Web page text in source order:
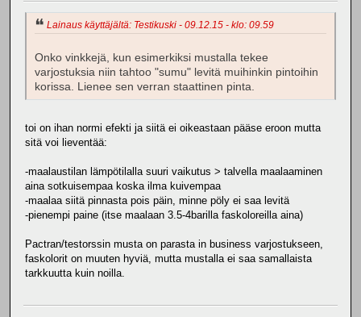
Lainaus käyttäjältä: Testikuski - 09.12.15 - klo: 09.59
Onko vinkkejä, kun esimerkiksi mustalla tekee
varjostuksia niin tahtoo "sumu" levitä muihinkin pintoihin
korissa. Lienee sen verran staattinen pinta.
toi on ihan normi efekti ja siitä ei oikeastaan pääse eroon mutta
sitä voi lieventää:
-maalaustilan lämpötilalla suuri vaikutus > talvella maalaaminen
aina sotkuisempaa koska ilma kuivempaa
-maalaa siitä pinnasta pois päin, minne pöly ei saa levitä
-pienempi paine (itse maalaan 3.5-4barilla faskoloreilla aina)
Pactran/testorssin musta on parasta in business varjostukseen,
faskolorit on muuten hyviä, mutta mustalla ei saa samallaista
tarkkuutta kuin noilla.